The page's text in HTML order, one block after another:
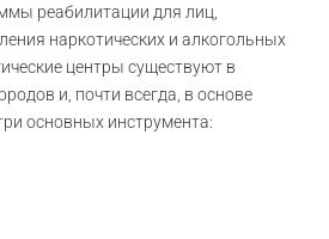
реабилитации для лиц,
наркотических и алкогольных
центры существуют в
и, почти всегда, в основе
основных инструмента: